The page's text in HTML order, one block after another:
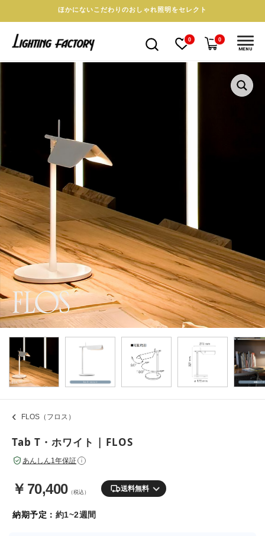
ほかにないこだわりのおしゃれ照明をセレクト
0 0
MENU
FLOS（フロス）
Tab T・ホワイト | FLOS
あんしん1年保証 i
￥ 70,400（税込） 送料無料
納期予定： 約1~2週間